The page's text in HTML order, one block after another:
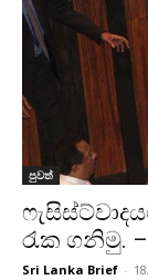
පුවත්
රැක ගනිමු.
Sri Lanka Brief -